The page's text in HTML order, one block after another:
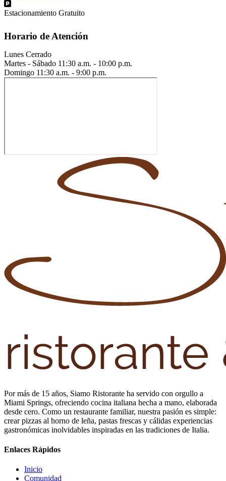
Estacionamiento Gratuito
Horario de Atención
Lunes Cerrado
Martes - Sábado 11:30 a.m. - 10:00 p.m.
Domingo 11:30 a.m. - 9:00 p.m.
Por más de 15 años, Siamo Ristorante ha servido con orgullo a
Miami Springs, ofreciendo cocina italiana hecha a mano, elaborada
desde cero. Como un restaurante familiar, nuestra pasión es simple:
crear pizzas al horno de leña, pastas frescas y cálidas experiencias
gastronómicas inolvidables inspiradas en las tradiciones de Italia.
Enlaces Rápidos
Inicio
Comunidad